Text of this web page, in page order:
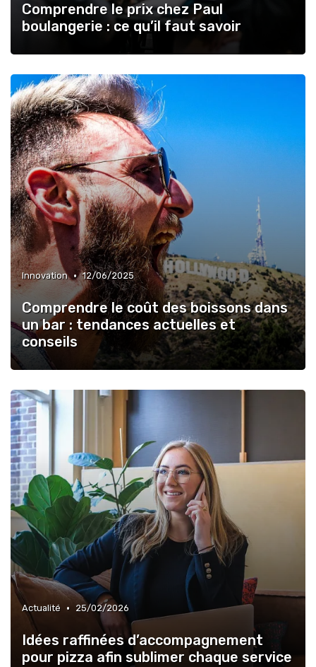
Comprendre le prix chez Paul
boulangerie : ce qu’il faut savoir
Innovation • 12/06/2025
Comprendre le coût des boissons dans
un bar : tendances actuelles et
conseils
Actualité • 25/02/2026
Idées raffinées d’accompagnement
pour pizza afin sublimer chaque service